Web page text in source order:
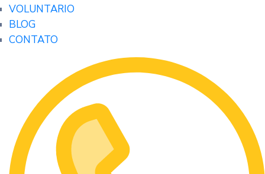
VOLUNTARIO
BLOG
CONTATO